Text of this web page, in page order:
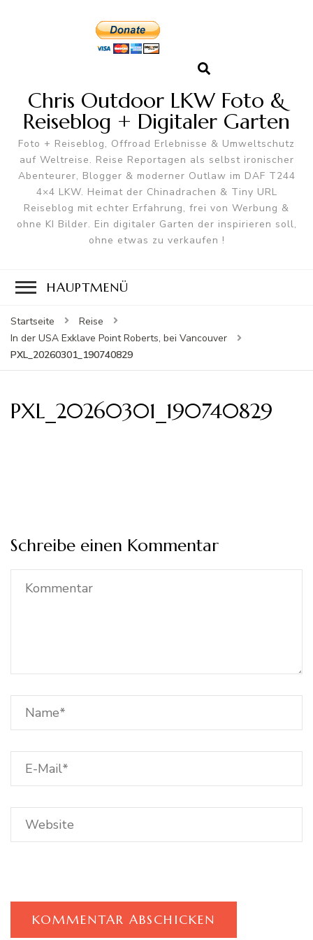
Chris Outdoor LKW Foto &
Reiseblog + Digitaler Garten
Foto + Reiseblog, Offroad Erlebnisse & Umweltschutz
auf Weltreise. Reise Reportagen als selbst ironischer
Abenteurer, Blogger & moderner Outlaw im DAF T244
4×4 LKW. Heimat der Chinadrachen & Tiny URL
Reiseblog mit echter Erfahrung, frei von Werbung &
ohne KI Bilder. Ein digitaler Garten der inspirieren soll,
ohne etwas zu verkaufen !
HAUPTMENÜ
Startseite
Reise
In der USA Exklave Point Roberts, bei Vancouver
PXL_20260301_190740829
PXL_20260301_190740829
Schreibe einen Kommentar